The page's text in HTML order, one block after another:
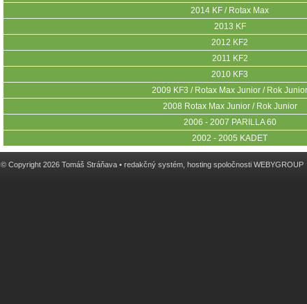
2014 KF / Rotax Max
2013 KF
2012 KF2
2011 KF2
2010 KF3
2009 KF3 / Rotax Max Junior / Rok Junior
2008 Rotax Max Junior / Rok Junior
2006 - 2007 PARILLA 60
2002 - 2005 KADET
© Copyright 2026 Tomáš Stráňava • redakčný systém, hostingspoločnosti WEBYGROUP